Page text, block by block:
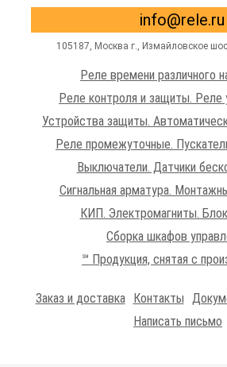
info@rele.ru
105187, Москва г., Измайловское
Реле времени различного
Реле контроля и защиты. Реле
Устройства защиты.
Реле промежуточные.
Выключатели. Датчики
Сигнальная арматура.
КИП. Электромагниты.
Сборка шкафов
℠ Продукция, снятая с
Заказ и доставка Контакты
Написать письмо